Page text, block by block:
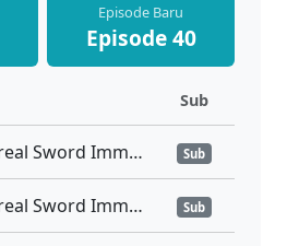
Episode Baru
Episode 40
Sub
The Ethereal Sword Immortal Ep 40 Sub Indo Sub
The Ethereal Sword Immortal Ep 39 Sub Indo Sub